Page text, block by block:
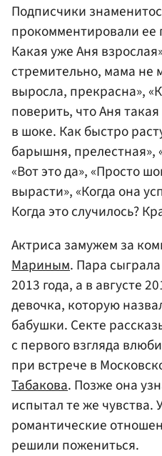
Подписчики
прокомментировали ее
Какая уже Аня
стремительно, мама не
выросла, прекрасна»,
поверить, что Аня
в шоке. Как быстро
барышня, прелестная»,
«Вот это да», «Просто
вырасти», «Когда она
Когда это случилось?
Актриса замужем за
Мариным. Пара
2013 года, а в августе
девочка, которую
бабушки. Секте
с первого взгляда
при встрече в
Табакова. Позже она
испытал те же чувства.
романтические
решили пожениться.